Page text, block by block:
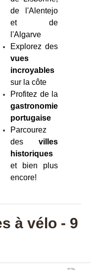
de l'Alentejo
et de
l'Algarve
Explorez des
vues
incroyables
sur la côte
Profitez de la
gastronomie
portugaise
Parcourez
des villes
historiques
et bien plus
encore!
à vélo - 9